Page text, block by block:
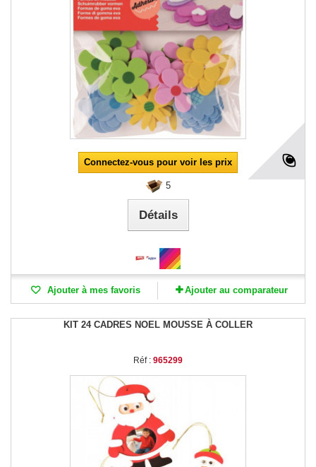
Connectez-vous pour voir les prix
5
Détails
Ajouter à mes favoris Ajouter au comparateur
KIT 24 CADRES NOEL MOUSSE À COLLER
Réf : 965299